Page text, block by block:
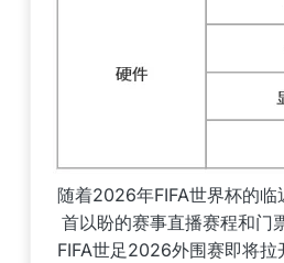
随着2026年FIFA世界杯的
首以盼的赛事直播赛程和门
FIFA世足2026外围赛即将